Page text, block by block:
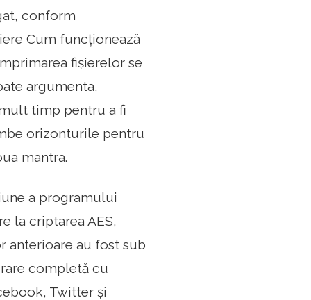
conform
Cum funcționează
fișierelor se
argumenta,
timp pentru a fi
orizonturile pentru
mantra.
a programului
la criptarea AES,
anterioare au fost sub
completă cu
Twitter și